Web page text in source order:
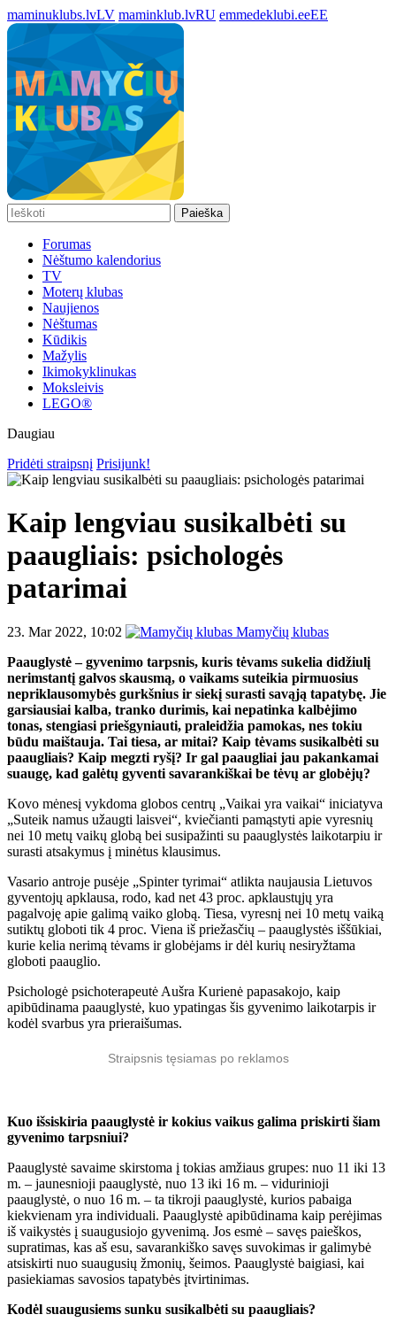
maminuklubs.lvLV maminklub.lvRU emmedeklubi.eeEE
Paieška
Forumas
Nėštumo kalendorius
TV
Moterų klubas
Naujienos
Nėštumas
Kūdikis
Mažylis
Ikimokyklinukas
Moksleivis
LEGO®
Daugiau
Pridėti straipsnį Prisijunk!
Kaip lengviau susikalbėti su
paaugliais: psichologės
patarimai
23. Mar 2022, 10:02
Mamyčių klubas
Paauglystė – gyvenimo tarpsnis, kuris tėvams sukelia didžiulį
nerimstantį galvos skausmą, o vaikams suteikia pirmuosius
nepriklausomybės gurkšnius ir siekį surasti savąją tapatybę. Jie
garsiausiai kalba, tranko durimis, kai nepatinka kalbėjimo
tonas, stengiasi priešgyniauti, praleidžia pamokas, nes tokiu
būdu maištauja. Tai tiesa, ar mitai? Kaip tėvams susikalbėti su
paaugliais? Kaip megzti ryšį? Ir gal paaugliai jau pakankamai
suaugę, kad galėtų gyventi savarankiškai be tėvų ar globėjų?
Kovo mėnesį vykdoma globos centrų „Vaikai yra vaikai“ iniciatyva
„Suteik namus užaugti laisvei“, kviečianti pamąstyti apie vyresnių
nei 10 metų vaikų globą bei susipažinti su paauglystės laikotarpiu ir
surasti atsakymus į minėtus klausimus.
Vasario antroje pusėje „Spinter tyrimai“ atlikta naujausia Lietuvos
gyventojų apklausa, rodo, kad net 43 proc. apklaustųjų yra
pagalvoję apie galimą vaiko globą. Tiesa, vyresnį nei 10 metų vaiką
sutiktų globoti tik 4 proc. Viena iš priežasčių – paauglystės iššūkiai,
kurie kelia nerimą tėvams ir globėjams ir dėl kurių nesiryžtama
globoti paauglio.
Psichologė psichoterapeutė Aušra Kurienė papasakojo, kaip
apibūdinama paauglystė, kuo ypatingas šis gyvenimo laikotarpis ir
kodėl svarbus yra prieraišumas.
Straipsnis tęsiamas po reklamos
Kuo išsiskiria paauglystė ir kokius vaikus galima priskirti šiam
gyvenimo tarpsniui?
Paauglystė savaime skirstoma į tokias amžiaus grupes: nuo 11 iki 13
m. – jaunesnioji paauglystė, nuo 13 iki 16 m. – vidurinioji
paauglystė, o nuo 16 m. – ta tikroji paauglystė, kurios pabaiga
kiekvienam yra individuali. Paauglystė apibūdinama kaip perėjimas
iš vaikystės į suaugusiojo gyvenimą. Jos esmė – savęs paieškos,
supratimas, kas aš esu, savarankiško savęs suvokimas ir galimybė
atsiskirti nuo suaugusių žmonių, šeimos. Paauglystė baigiasi, kai
pasiekiamas savosios tapatybės įtvirtinimas.
Kodėl suaugusiems sunku susikalbėti su paaugliais?